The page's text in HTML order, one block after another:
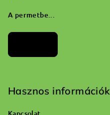
A permetbe...
Hasznos információk
Kapcsolat